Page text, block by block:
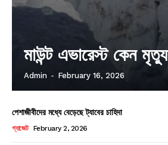
মাউন্ট এভারেস্ট কেন
Admin - February 16, 2026
পেশাজীবীদের মধ্যে বেড়েছে ট্যাবের চাহিদা
গ্যাজেট February 2, 2026